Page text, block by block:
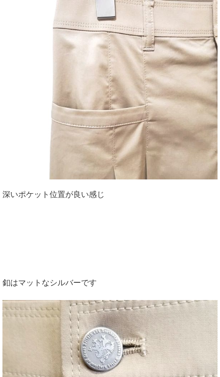
深いポケット位置が良い感じ
釦はマットなシルバーです